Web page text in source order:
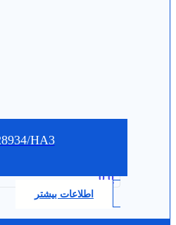
HA3
0.0
اطلاعات بیشتر